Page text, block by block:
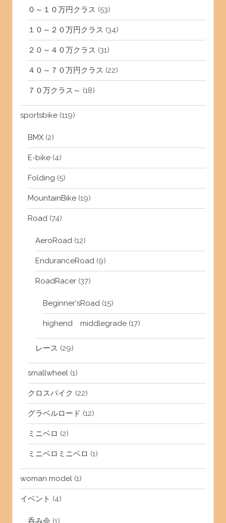
０～１０万円クラス (53)
１０～２０万円クラス (34)
２０～４０万クラス (31)
４０～７０万円クラス (22)
７０万クラス～ (18)
sportsbike(119)
BMX(2)
E-bike(4)
Folding (5)
MountainBike(19)
Road(74)
AeroRoad(12)
EnduranceRoad(9)
RoadRacer(37)
Beginner'sRoad(15)
highend middlegrade(17)
レース (29)
smallwheel(1)
クロスバイク (22)
グラベルロード (12)
ミニベロ (2)
ミニベロミニベロ (1)
woman model(1)
イベント (4)
呑み会 (1)